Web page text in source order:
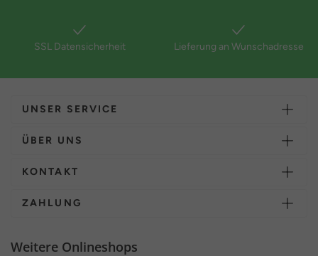
SSL Datensicherheit Lieferung an Wunschadresse
UNSER SERVICE
ÜBER UNS
KONTAKT
ZAHLUNG
Weitere Onlineshops